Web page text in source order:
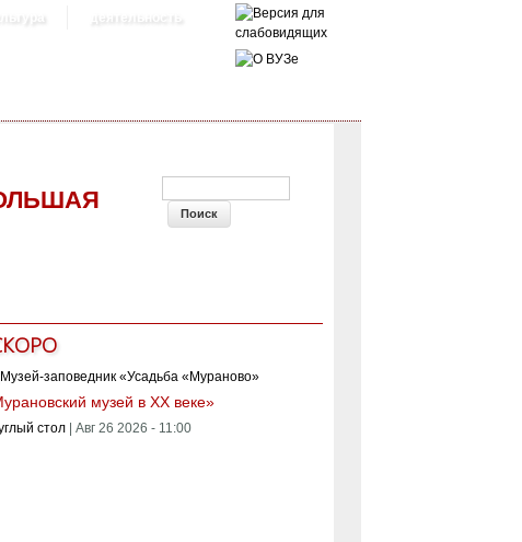
деятельность
ФОРМА ПОИСКА
музей в XX веке»
стол Авг 26 2026 - 11:00